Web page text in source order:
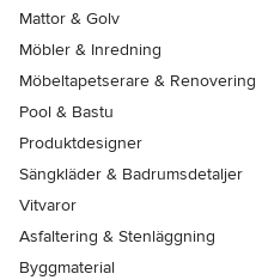
Mattor & Golv
Möbler & Inredning
Möbeltapetserare & Renovering
Pool & Bastu
Produktdesigner
Sängkläder & Badrumsdetaljer
Vitvaror
Asfaltering & Stenläggning
Byggmaterial